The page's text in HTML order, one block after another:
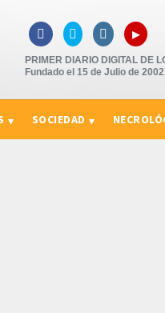
   ▸
PRIMER DIARIO DIGITAL DE
Fundado el 15 de Julio de 2002
SOCIEDAD